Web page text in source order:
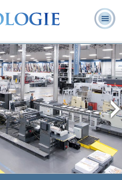
Ministres
volontaires
Foire aux
questions
Livres
Faire des droits de
Regarder